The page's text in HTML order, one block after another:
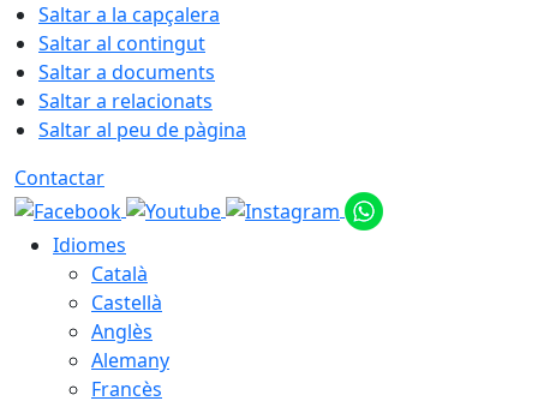
Saltar a la capçalera
Saltar al contingut
Saltar a documents
Saltar a relacionats
Saltar al peu de pàgina
Contactar
Idiomes
Català
Castellà
Anglès
Alemany
Francès